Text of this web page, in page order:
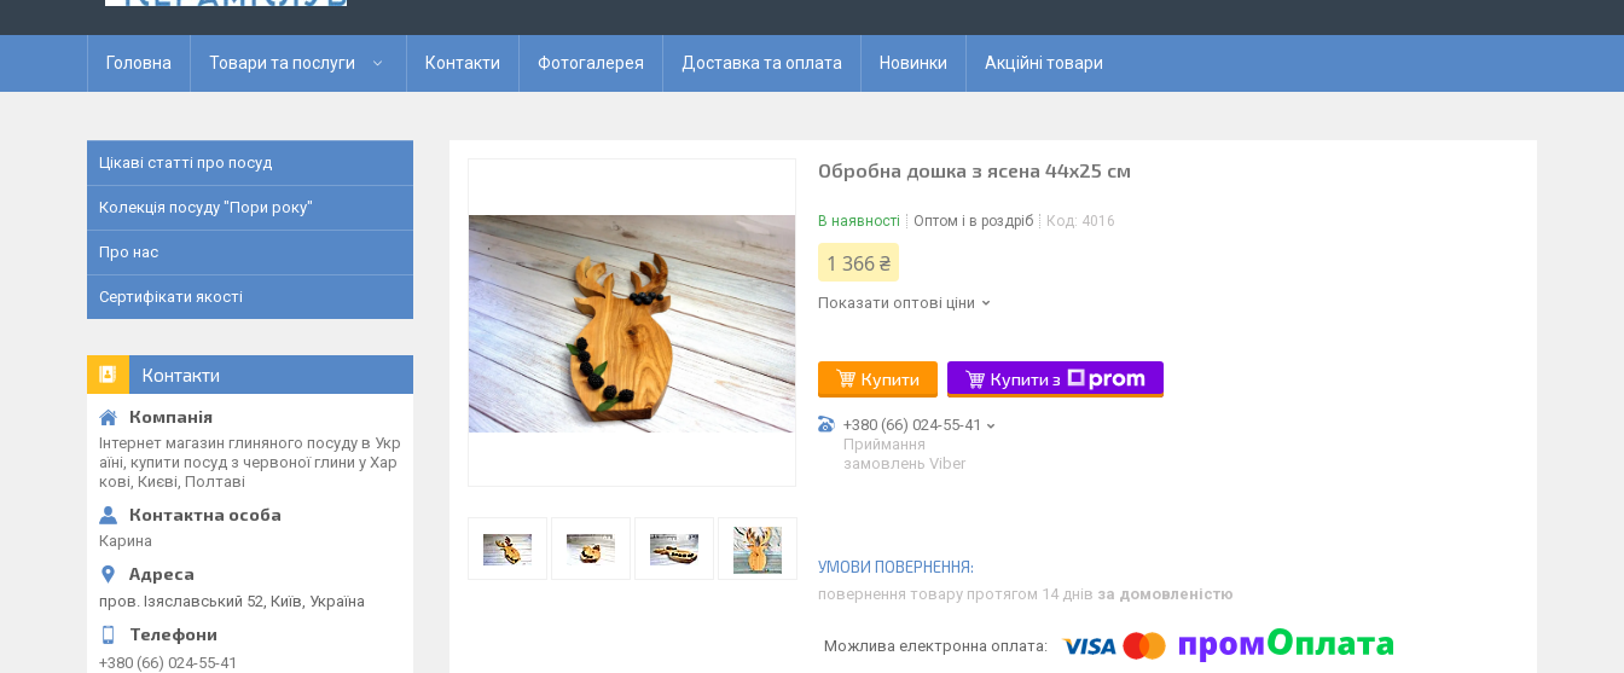
Головна Товари та послуги Контакти Фотогалерея Доставка та оплата Новинки Акційні товари
Обробна дошка з ясена 44х25 см
В наявності Оптом і в роздріб Код: 4016
1 366 ₴
Показати оптові ціни
Купити Купити з
+380 (66) 024-55-41
Приймання
замовлень Viber
повернення товару протягом 14 днів за домовленістю
Цікаві статті про посуд
Колекція посуду "Пори року"
Про нас
Сертифікати якості
Контакти
Інтернет магазин глиняного посуду в Укр
аїні, купити посуд з червоної глини у Хар
кові, Києві, Полтаві
Карина
пров. Ізяславський 52, Київ, Україна
+380 (66) 024-55-41